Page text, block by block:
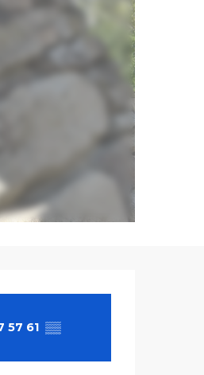
et
57 61 ▒▒